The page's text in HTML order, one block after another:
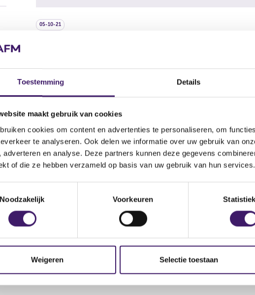
Toestemming Details
maakt gebruik van cookies
cookies om content en advertenties te personaliseren, om
te analyseren. Ook delen we informatie over uw gebruik van
adverteren en analyse. Deze partners kunnen deze gegevens
of die ze hebben verzameld op basis van uw gebruik van hun services.
Noodzakelijk Voorkeuren
Weigeren Selectie toestaan
05-10-21
E-mailadres: service@ciizurnfx.com